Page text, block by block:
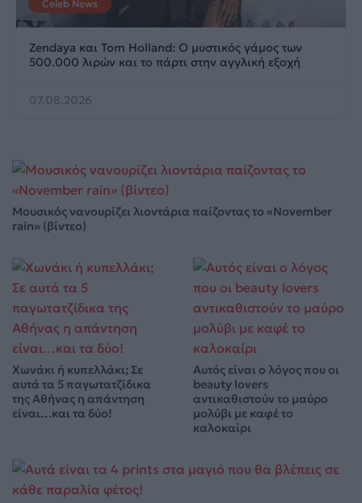
Celeb News
Zendaya και Tom Holland: Ο μυστικός γάμος των
500.000 λιρών και το πάρτι στην αγγλική εξοχή
07.08.2026
Μουσικός νανουρίζει λιοντάρια παίζοντας το «November
rain» (βίντεο)
Χωνάκι ή κυπελλάκι; Σε
αυτά τα 5 παγωτατζίδικα
της Αθήνας η απάντηση
είναι…και τα δύο!
Αυτός είναι ο λόγος που οι
beauty lovers
αντικαθιστούν το μαύρο
μολύβι με καφέ το
καλοκαίρι